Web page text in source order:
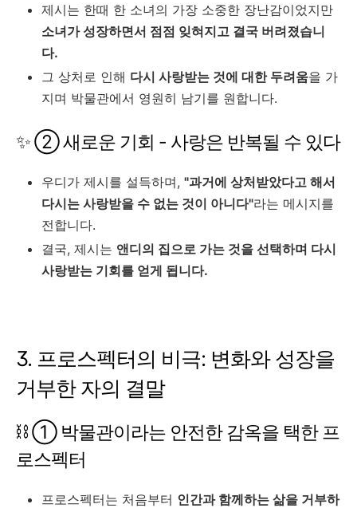
제시는 한때 한 소녀의 가장 소중한 장난감이었지만
소녀가 성장하면서 점점 잊혀지고 결국 버려졌습니
다.
그 상처로 인해 다시 사랑받는 것에 대한 두려움을 가
지며 박물관에서 영원히 남기를 원합니다.
✨ ② 새로운 기회 - 사랑은 반복될 수 있다
우디가 제시를 설득하며, "과거에 상처받았다고 해서
다시는 사랑받을 수 없는 것이 아니다"라는 메시지를
전합니다.
결국, 제시는 앤디의 집으로 가는 것을 선택하며 다시
사랑받는 기회를 얻게 됩니다.
3. 프로스펙터의 비극: 변화와 성장을
거부한 자의 결말
⛓️ ① 박물관이라는 안전한 감옥을 택한 프
로스펙터
프로스펙터는 처음부터 인간과 함께하는 삶을 거부하